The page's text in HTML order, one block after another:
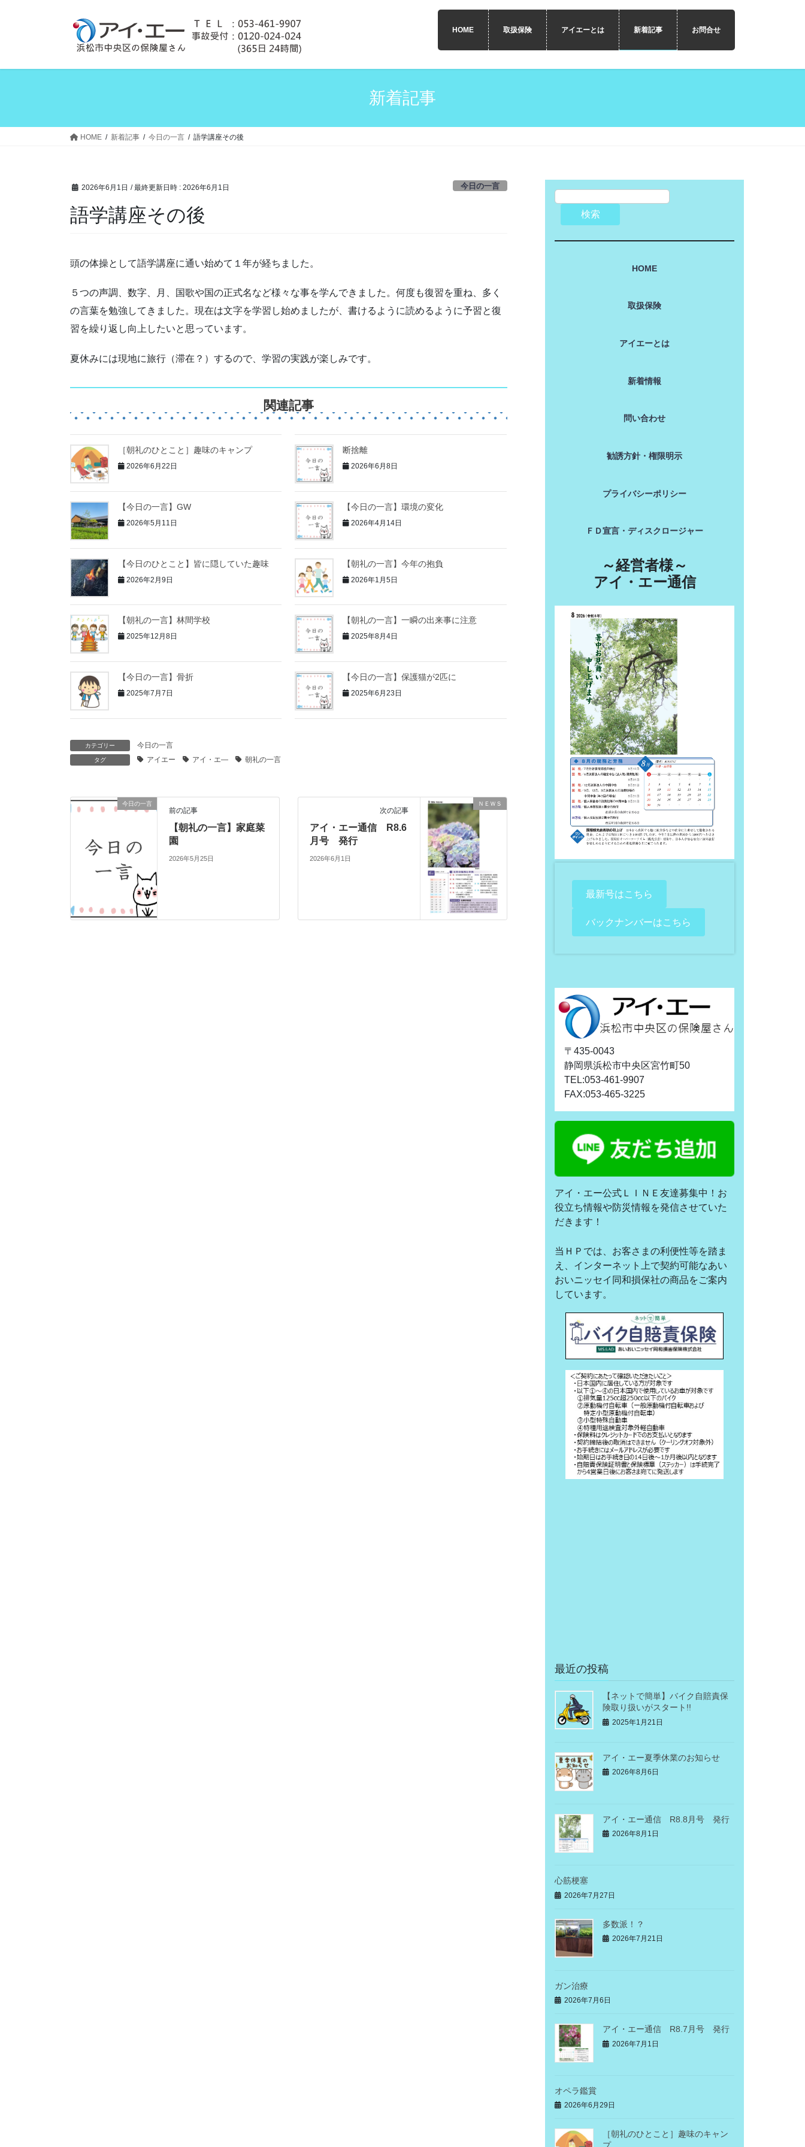
HOME 取扱保険 アイエーとは 新着記事 お問合せ
新着記事
HOME 新着記事 今日の一言 語学講座その後
2026年6月1日 / 最終更新日時 : 2026年6月1日 今日の一言
語学講座その後
頭の体操として語学講座に通い始めて１年が経ちました。
５つの声調、数字、月、国歌や国の正式名など様々な事を学んできました。何度も復習を重ね、多く
の言葉を勉強してきました。現在は文字を学習し始めましたが、書けるように読めるように予習と復
習を繰り返し向上したいと思っています。
夏休みには現地に旅行（滞在？）するので、学習の実践が楽しみです。
関連記事
［朝礼のひとこと］趣味のキャンプ
2026年6月22日
断捨離
2026年6月8日
【今日の一言】GW
2026年5月11日
【今日の一言】環境の変化
2026年4月14日
【今日のひとこと】皆に隠していた趣味
2026年2月9日
【朝礼の一言】今年の抱負
2026年1月5日
【朝礼の一言】林間学校
2025年12月8日
【朝礼の一言】一瞬の出来事に注意
2025年8月4日
【今日の一言】骨折
2025年7月7日
【今日の一言】保護猫が2匹に
2025年6月23日
カテゴリー 今日の一言
タグ アイエー アイ・エ― 朝礼の一言
今日の一言
前の記事
【朝礼の一言】家庭菜
園
2026年5月25日
ＮＥＷＳ
次の記事
アイ・エー通信 R8.6
月号 発行
2026年6月1日
検索
HOME
取扱保険
アイエーとは
新着情報
問い合わせ
勧誘方針・権限明示
プライバシーポリシー
ＦＤ宣言・ディスクロージャー
～経営者様～
アイ・エー通信
最新号はこちら
バックナンバーはこちら
〒435-0043
静岡県浜松市中央区宮竹町50
TEL:053-461-9907
FAX:053-465-3225
アイ・エー公式ＬＩＮＥ友達募集中！お
役立ち情報や防災情報を発信させていた
だきます！
当ＨＰでは、お客さまの利便性等を踏ま
え、インターネット上で契約可能なあい
おいニッセイ同和損保社の商品をご案内
しています。
最近の投稿
【ネットで簡単】バイク自賠責保
険取り扱いがスタート!!
2025年1月21日
アイ・エー夏季休業のお知らせ
2026年8月6日
アイ・エー通信 R8.8月号 発行
2026年8月1日
心筋梗塞
2026年7月27日
多数派！？
2026年7月21日
ガン治療
2026年7月6日
アイ・エー通信 R8.7月号 発行
2026年7月1日
オペラ鑑賞
2026年6月29日
［朝礼のひとこと］趣味のキャン